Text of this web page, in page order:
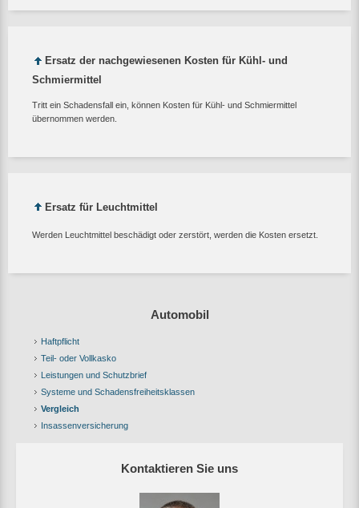
Automobil
Haftpflicht
Teil- oder Vollkasko
Leistungen und Schutzbrief
Systeme und Schadensfreiheitsklassen
Vergleich
Insassenversicherung
Kontaktieren Sie uns
Ersatz der nachgewiesenen Kosten für Kühl- und
Schmiermittel
Tritt ein Schadensfall ein, können Kosten für Kühl- und Schmiermittel
übernommen werden.
Ersatz für Leuchtmittel
Werden Leuchtmittel beschädigt oder zerstört, werden die Kosten ersetzt.